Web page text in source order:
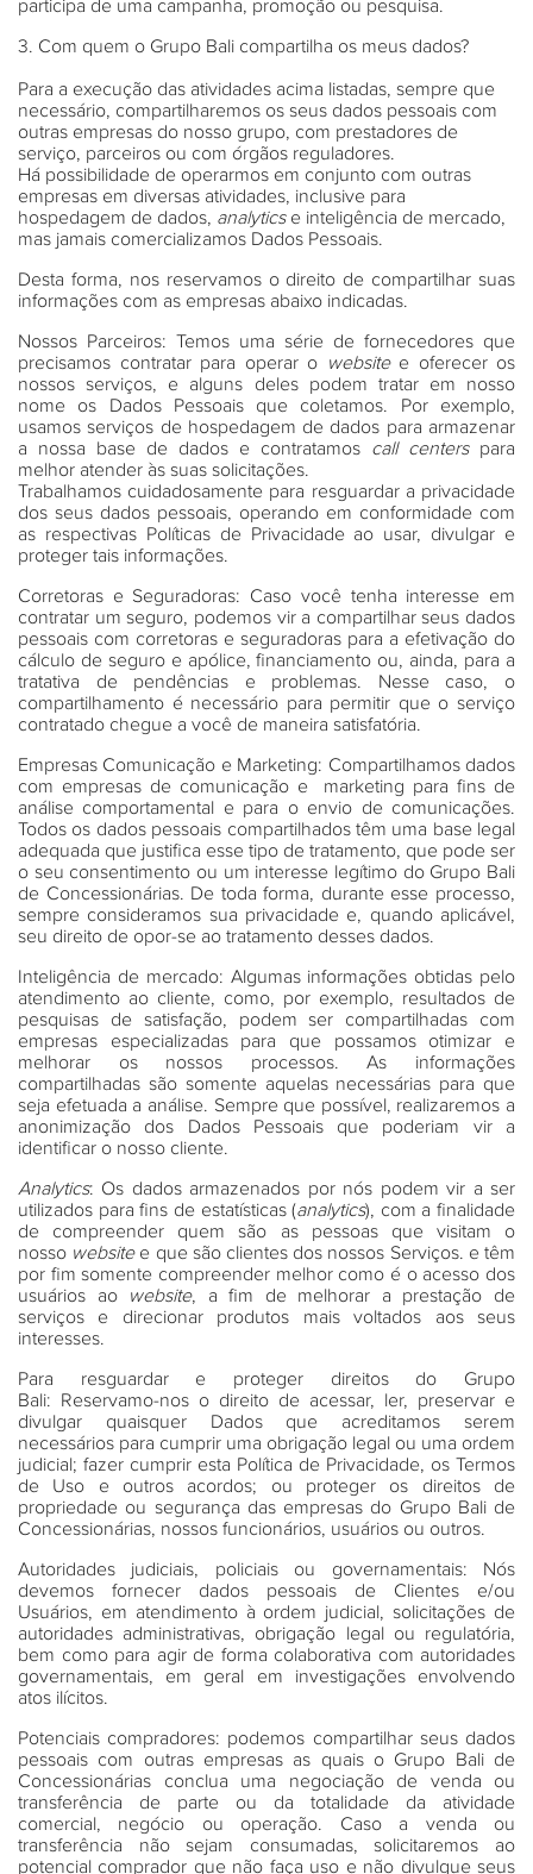
participa de uma campanha, promoção ou pesquisa.
3. Com quem o Grupo Bali compartilha os meus dados?
Para a execução das atividades acima listadas, sempre que
necessário, compartilharemos os seus dados pessoais com
outras empresas do nosso grupo, com prestadores de
serviço, parceiros ou com órgãos reguladores.
Há possibilidade de operarmos em conjunto com outras
empresas em diversas atividades, inclusive para
hospedagem de dados, analyticse inteligência de mercado,
mas jamais comercializamos Dados Pessoais.
Desta forma, nos reservamos o direito de compartilhar suas
informações com as empresas abaixo indicadas.
Nossos Parceiros: Temos uma série de fornecedores que
precisamos contratar para operar o websitee oferecer os
nossos serviços, e alguns deles podem tratar em nosso
nome os Dados Pessoais que coletamos. Por exemplo,
usamos serviços de hospedagem de dados para armazenar
a nossa base de dados e contratamos call centerspara
melhor atender às suas solicitações.
Trabalhamos cuidadosamente para resguardar a privacidade
dos seus dados pessoais, operando em conformidade com
as respectivas Políticas de Privacidade ao usar, divulgar e
proteger tais informações.
Corretoras e Seguradoras: Caso você tenha interesse em
contratar um seguro, podemos vir a compartilhar seus dados
pessoais com corretoras e seguradoras para a efetivação do
cálculo de seguro e apólice, financiamento ou, ainda, para a
tratativa de pendências e problemas. Nesse caso, o
compartilhamento é necessário para permitir que o serviço
contratado chegue a você de maneira satisfatória.
Empresas Comunicação e Marketing: Compartilhamos dados
com empresas de comunicação e marketing para fins de
análise comportamental e para o envio de comunicações.
Todos os dados pessoais compartilhados têm uma base legal
adequada que justifica esse tipo de tratamento, que pode ser
o seu consentimento ou um interesse legítimo do Grupo Bali
de Concessionárias. De toda forma, durante esse processo,
sempre consideramos sua privacidade e, quando aplicável,
seu direito de opor-se ao tratamento desses dados.
Inteligência de mercado: Algumas informações obtidas pelo
atendimento ao cliente, como, por exemplo, resultados de
pesquisas de satisfação, podem ser compartilhadas com
empresas especializadas para que possamos otimizar e
melhorar os nossos processos. As informações
compartilhadas são somente aquelas necessárias para que
seja efetuada a análise. Sempre que possível, realizaremos a
anonimização dos Dados Pessoais que poderiam vir a
identificar o nosso cliente.
Analytics: Os dados armazenados por nós podem vir a ser
utilizados para fins de estatísticas (analytics), com a finalidade
de compreender quem são as pessoas que visitam o
nosso websitee que são clientes dos nossos Serviços. e têm
por fim somente compreender melhor como é o acesso dos
usuários ao
website, a fim de melhorar a prestação de
serviços e direcionar produtos mais voltados aos seus
interesses.
Para resguardar e proteger direitos do Grupo
Bali: Reservamo-nos o direito de acessar, ler, preservar e
divulgar quaisquer Dados que acreditamos serem
necessários para cumprir uma obrigação legal ou uma ordem
judicial; fazer cumprir esta Política de Privacidade, os Termos
de Uso e outros acordos; ou proteger os direitos de
propriedade ou segurança das empresas do Grupo Bali de
Concessionárias, nossos funcionários, usuários ou outros.
Autoridades judiciais, policiais ou governamentais: Nós
devemos fornecer dados pessoais de Clientes e/ou
Usuários, em atendimento à ordem judicial, solicitações de
autoridades administrativas, obrigação legal ou regulatória,
bem como para agir de forma colaborativa com autoridades
governamentais, em geral em investigações envolvendo
atos ilícitos.
Potenciais compradores: podemos compartilhar seus dados
pessoais com outras empresas as quais o Grupo Bali de
Concessionárias conclua uma negociação de venda ou
transferência de parte ou da totalidade da atividade
comercial, negócio ou operação. Caso a venda ou
transferência não sejam consumadas, solicitaremos ao
potencial comprador que não faça uso e não divulgue seus